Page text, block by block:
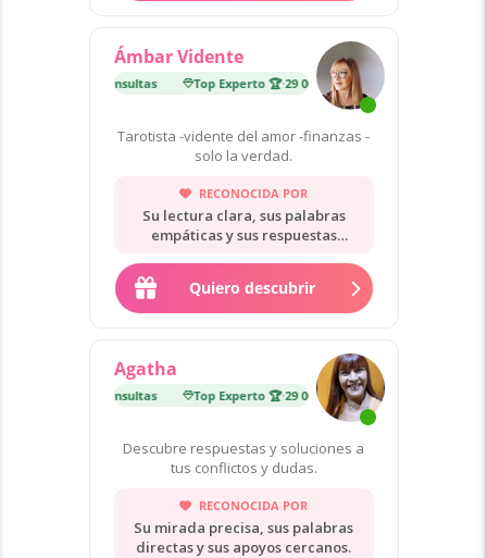
Ámbar Vidente
29 000 consultas Top Experto 🏆 ·29 000 consultas
Tarotista -vidente del amor -finanzas -
solo la verdad.
RECONOCIDA POR
Su lectura clara, sus palabras
empáticas y sus respuestas
Quiero descubrir
Agatha
29 000 consultas Top Experto 🏆 ·29 000 consultas
Descubre respuestas y soluciones a
tus conflictos y dudas.
RECONOCIDA POR
Su mirada precisa, sus palabras
directas y sus apoyos cercanos.